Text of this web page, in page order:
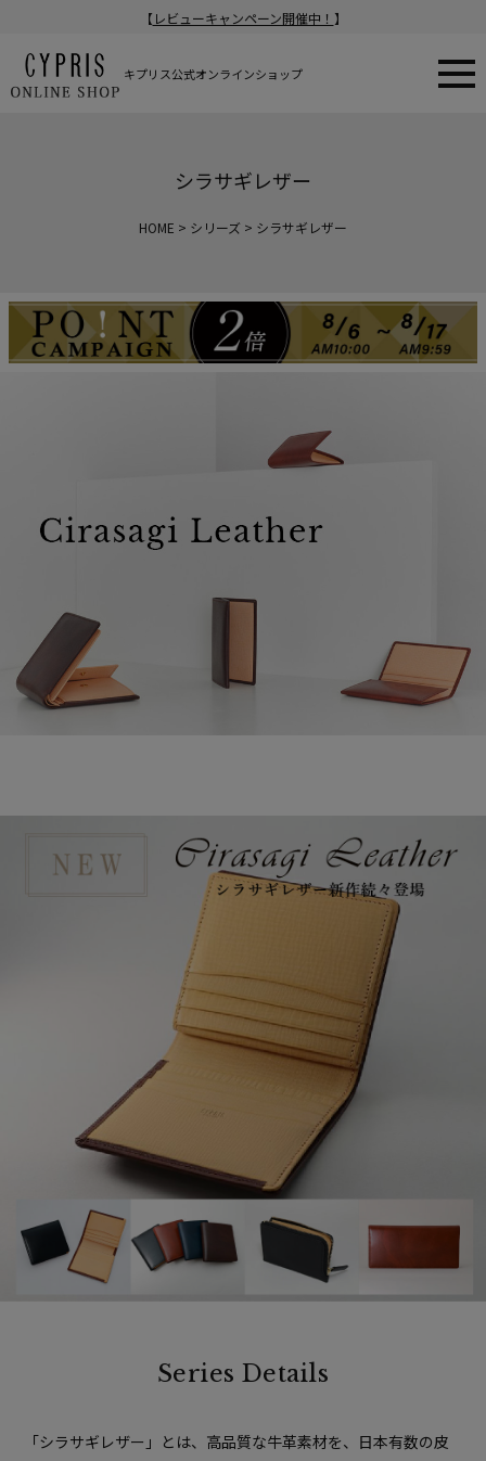
【 レビューキャンペーン開催中！ 】
キプリス公式オンラインショップ
シラサギレザー
HOME シリーズ シラサギレザー
Series Details
「シラサギレザー」とは、高品質な牛革素材を、日本有数の皮